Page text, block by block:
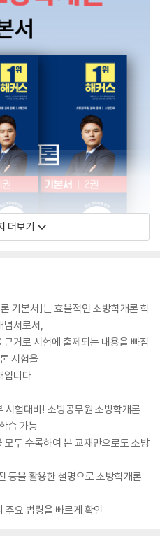
더보기
기본서]는 효율적인 소방학개론 학
념서로서,
거로 시험에 출제되는 내용을 빠짐
시험을
입니다.
험대비! 소방공무원 소방학개론
습 가능
두 수록하여 본 교재만으로도 소방
등을 활용한 설명으로 소방학개론
요 법령을 빠르게 확인